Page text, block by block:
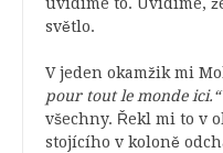
světlo.
V jeden okamžik mi
pour tout le monde ici.“
všechny. Řekl mi to v
stojícího v koloně